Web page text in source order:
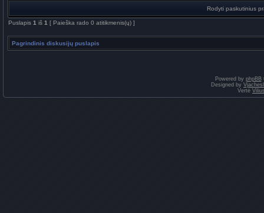
Rodyti paskutinius
Puslapis 1 iš 1 [ Paieška rado 0 atitikmenis(ų) ]
Pagrindinis diskusijų puslapis
Powered by phpBB
Designed by
Vertė